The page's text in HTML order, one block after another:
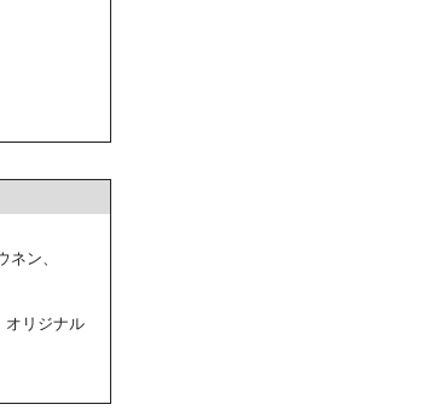
ン、
オリジナル